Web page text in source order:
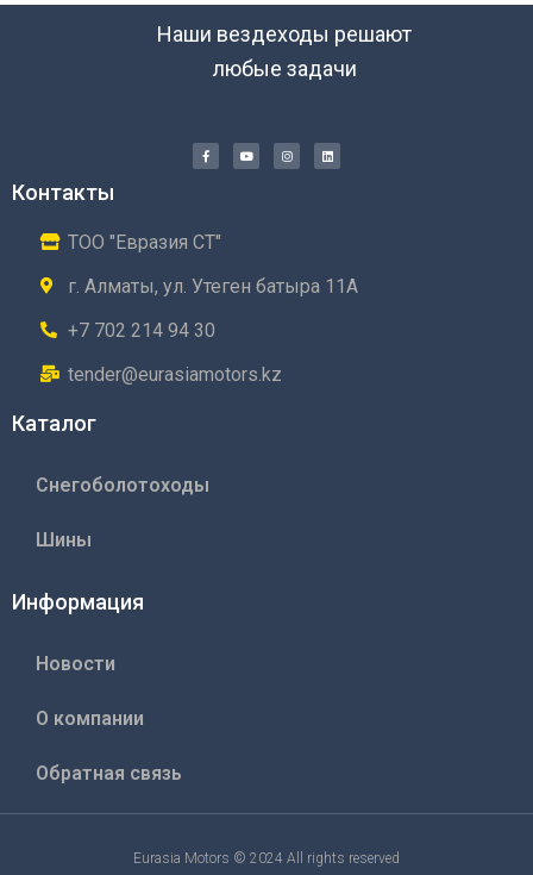
Наши вездеходы решают
любые задачи
Контакты
ТОО "Евразия СТ"
г. Алматы, ул. Утеген батыра 11А
+7 702 214 94 30
tender@eurasiamotors.kz
Каталог
Снегоболотоходы
Шины
Информация
Новости
О компании
Обратная связь
Eurasia Motors © 2024 All rights reserved